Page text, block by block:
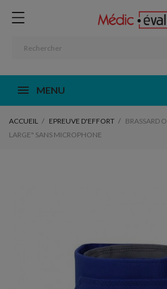
MENU
ACCUEIL EPREUVE D'EFFORT
BRASSARD
LARGE" SANS MICROPHONE